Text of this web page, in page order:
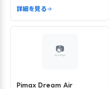
詳細を見る
Pimax Dream Air